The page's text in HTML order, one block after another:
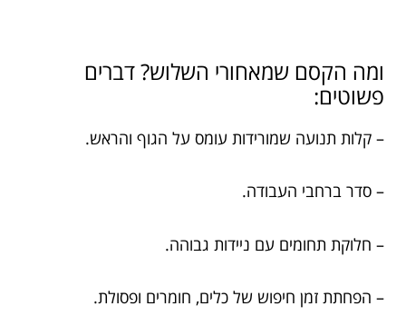
ומה הקסם שמאחורי השלוש? דברים
פשוטים:
– קלות תנועה שמורידות עומס על הגוף והראש.
– סדר ברחבי העבודה.
– חלוקת תחומים עם ניידות גבוהה.
– הפחתת זמן חיפוש של כלים, חומרים ופסולת.